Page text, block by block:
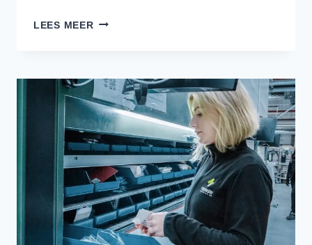
LEES MEERIKEA
DRONES
EN
MEDEWERKERS
SAMENWERKEN